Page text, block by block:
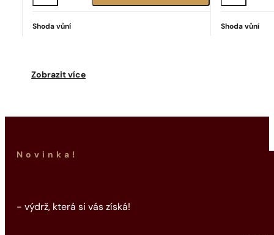
Shoda vůní Shoda vůní
Zobrazit více
Novinka!
- výdrž, která si vás získá!